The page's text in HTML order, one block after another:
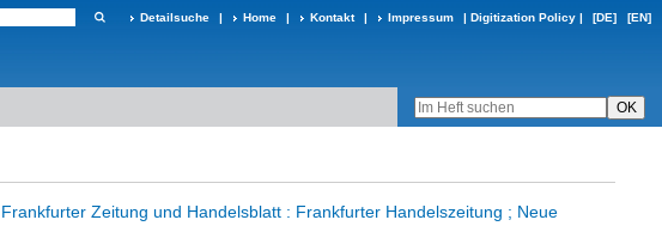
Detailsuche | Home | Kontakt | Impressum | Digitization Policy | [DE] [EN]
Frankfurter Zeitung und Handelsblatt : Frankfurter Handelszeitung ; Neue